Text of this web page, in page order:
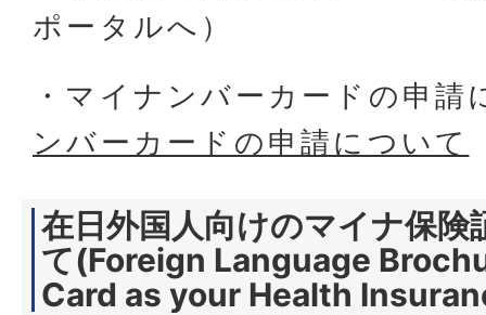
ポータルへ）
・マイナンバーカードの申請
ンバーカードの申請について
在日外国人向けのマイナ保険
て(Foreign Language
Card as your Health